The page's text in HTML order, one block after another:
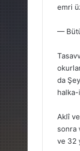
emri
—
da
Aklî
sonra
ve 32